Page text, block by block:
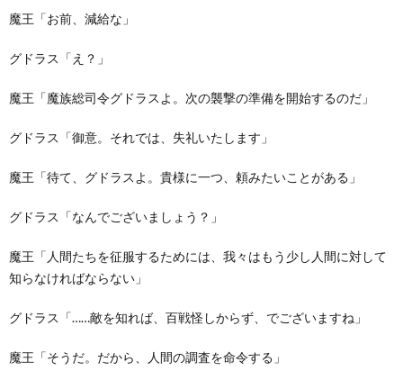
魔王「お前、減給な」
グドラス「え？」
魔王「魔族総司令グドラスよ。次の襲撃の準備を開始するのだ」
グドラス「御意。それでは、失礼いたします」
魔王「待て、グドラスよ。貴様に一つ、頼みたいことがある」
グドラス「なんでございましょう？」
魔王「人間たちを征服するためには、我々はもう少し人間に対して
知らなければならない」
グドラス「……敵を知れば、百戦怪しからず、でございますね」
魔王「そうだ。だから、人間の調査を命令する」